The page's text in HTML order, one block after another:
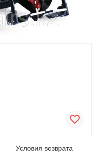
Условия возврата